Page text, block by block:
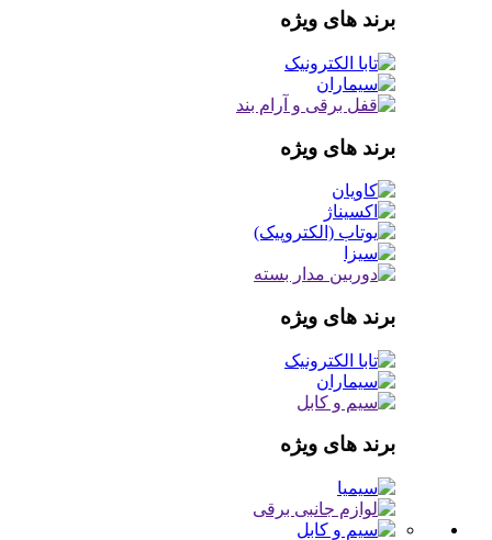
برند های ویژه
برند های ویژه
برند های ویژه
برند های ویژه